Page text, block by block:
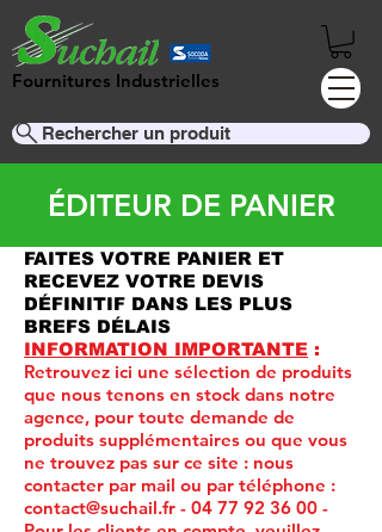
Fournitures Industrielles
Rechercher un produit
ÉDITEUR DE PANIER
FAITES VOTRE PANIER ET
RECEVEZ VOTRE DEVIS
DÉFINITIF DANS LES PLUS
BREFS DÉLAIS
INFORMATION IMPORTANTE :
Retrouvez ici une sélection de produits
que nous tenons en stock dans notre
agence, pour toute demande de
produits supplémentaires ou que vous
ne trouvez pas sur ce site : nous
contacter par mail ou par téléphone :
contact@suchail.fr - 04 77 92 36 00 -